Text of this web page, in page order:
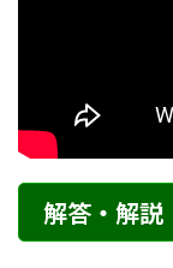
解答・解説